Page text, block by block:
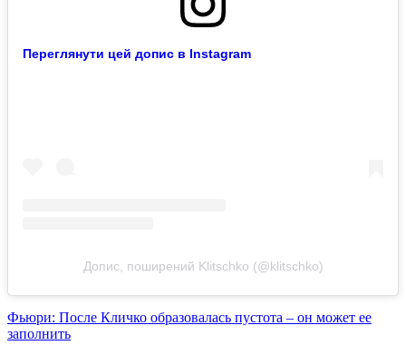
Переглянути цей допис в Instagram
Допис, поширений Klitschko (@klitschko)
Фьюри: После Кличко образовалась пустота – он может ее
заполнить